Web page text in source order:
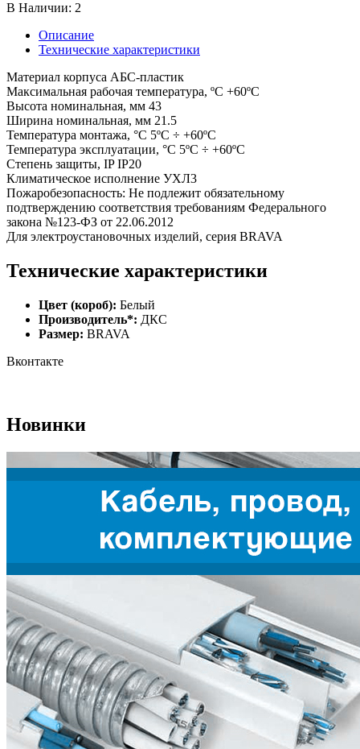
В Наличии: 2
Описание
Технические характеристики
Материал корпуса АБС-пластик
Максимальная рабочая температура, ºС +60ºС
Высота номинальная, мм 43
Ширина номинальная, мм 21.5
Температура монтажа, °С 5ºС ÷ +60ºС
Температура эксплуатации, °С 5ºС ÷ +60ºС
Степень защиты, IP IP20
Климатическое исполнение УХЛ3
Пожаробезопасность: Не подлежит обязательному
подтверждению соответствия требованиям Федерального
закона №123-ФЗ от 22.06.2012
Для электроустановочных изделий, серия BRAVA
Технические характеристики
Цвет (короб): Белый
Производитель*: ДКС
Размер: BRAVA
Вконтакте
Новинки